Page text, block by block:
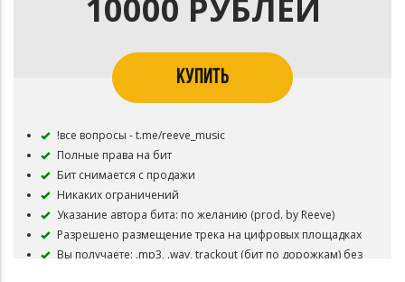
10000 РУБЛЕЙ
КУПИТЬ
!все вопросы - t.me/reeve_music
Полные права на бит
Бит снимается с продажи
Никаких ограничений
Указание автора бита: по желанию (prod. by Reeve)
Разрешено размещение трека на цифровых площадках
Вы получаете: .mp3, .wav, trackout (бит по дорожкам) без